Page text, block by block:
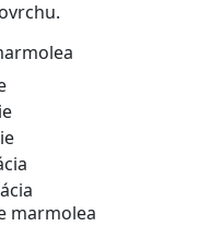
marmolea